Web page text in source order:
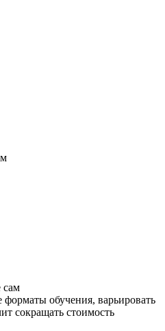
сам
обучения, варьировать
сокращать стоимость